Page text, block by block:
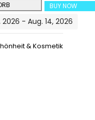
BUY NOW
- Aug. 14, 2026
& Kosmetik